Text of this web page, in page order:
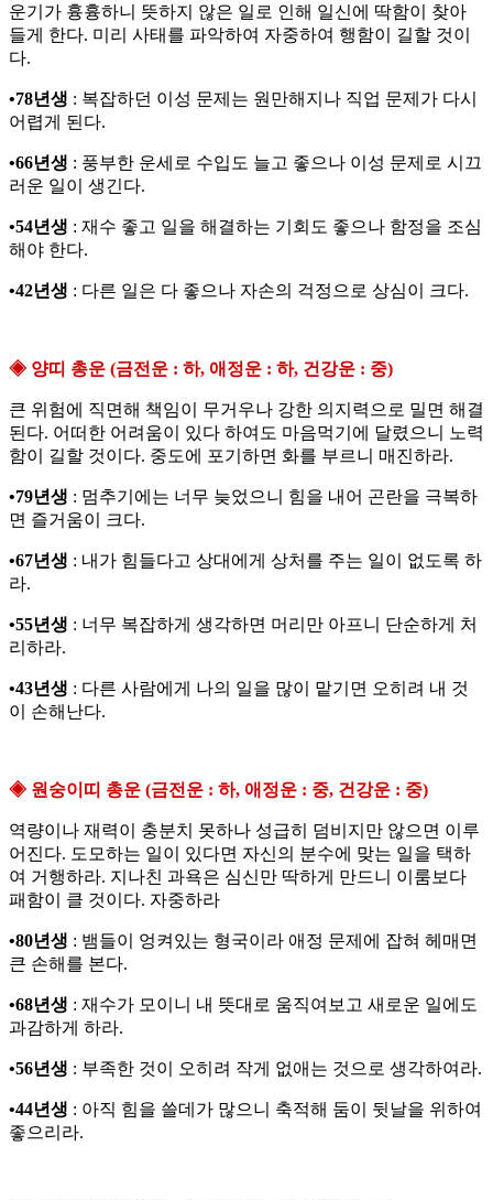
운기가 흉흉하니 뜻하지 않은 일로 인해 일신에 딱함이 찾아
들게 한다. 미리 사태를 파악하여 자중하여 행함이 길할 것이
다.
•78년생 : 복잡하던 이성 문제는 원만해지나 직업 문제가 다시
어렵게 된다.
•66년생 : 풍부한 운세로 수입도 늘고 좋으나 이성 문제로 시끄
러운 일이 생긴다.
•54년생 : 재수 좋고 일을 해결하는 기회도 좋으나 함정을 조심
해야 한다.
•42년생 : 다른 일은 다 좋으나 자손의 걱정으로 상심이 크다.
◈ 양띠 총운 (금전운 : 하, 애정운 : 하, 건강운 : 중)
큰 위험에 직면해 책임이 무거우나 강한 의지력으로 밀면 해결
된다. 어떠한 어려움이 있다 하여도 마음먹기에 달렸으니 노력
함이 길할 것이다. 중도에 포기하면 화를 부르니 매진하라.
•79년생 : 멈추기에는 너무 늦었으니 힘을 내어 곤란을 극복하
면 즐거움이 크다.
•67년생 : 내가 힘들다고 상대에게 상처를 주는 일이 없도록 하
라.
•55년생 : 너무 복잡하게 생각하면 머리만 아프니 단순하게 처
리하라.
•43년생 : 다른 사람에게 나의 일을 많이 맡기면 오히려 내 것
이 손해난다.
◈ 원숭이띠 총운 (금전운 : 하, 애정운 : 중, 건강운 : 중)
역량이나 재력이 충분치 못하나 성급히 덤비지만 않으면 이루
어진다. 도모하는 일이 있다면 자신의 분수에 맞는 일을 택하
여 거행하라. 지나친 과욕은 심신만 딱하게 만드니 이룸보다
패함이 클 것이다. 자중하라
•80년생 : 뱀들이 엉켜있는 형국이라 애정 문제에 잡혀 헤매면
큰 손해를 본다.
•68년생 : 재수가 모이니 내 뜻대로 움직여보고 새로운 일에도
과감하게 하라.
•56년생 : 부족한 것이 오히려 작게 없애는 것으로 생각하여라.
•44년생 : 아직 힘을 쓸데가 많으니 축적해 둠이 뒷날을 위하여
좋으리라.